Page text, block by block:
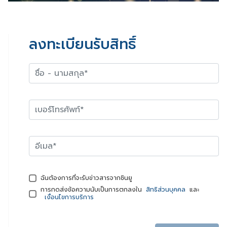
ลงทะเบียนรับสิทธิ์
ฉันต้องการที่จะรับข่าวสารจากชินยู
การกดส่งข้อความนับเป็นการตกลงใน สิทธิส่วนบุคคล และ
เงื่อนไขการบริการ